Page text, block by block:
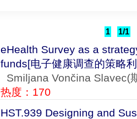
1
1/1
eHealth Survey as a
funds[电子健康调查的策略
Smiljana Vončina Slavec(
热度：170
HST.939 Designing and